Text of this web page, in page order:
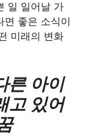
일 일어날 가
면 좋은 소식이
미래의 변화
른 아이
고 있어